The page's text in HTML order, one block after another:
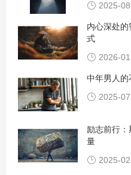
2025-
内心深处
式
2026-
中年男人的
2025-
励志前行
量
2025-